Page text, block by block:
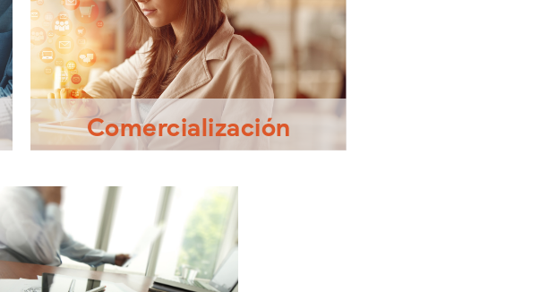
Comercialización
perfil, gustos e intereses y capacidad de
inversión para ofrecerte las mejores marcas
para ti.